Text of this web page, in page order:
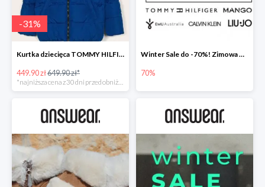
-31%
Kurtka dziecięca TOMMY HILFIGER
449.90 zł649.90 zł*
Winter Sale do -70%! Zimowa wyprzedaż w Answear!
70%